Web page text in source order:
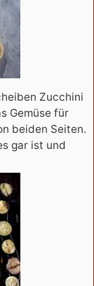
Zucchini
Gemüse für
beiden Seiten.
gar ist und